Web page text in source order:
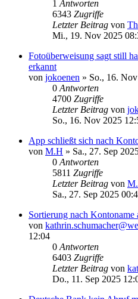
1 Antworten
6343 Zugriffe
Letzter Beitrag von
Mi., 19. Nov 2025
Fotoüberweisung sagt still
erkannt
von jokoenen » So., 16.
0 Antworten
4700 Zugriffe
Letzter Beitrag von
So., 16. Nov 2025
App schließt sich nach
von M.H » Sa., 27. Sep
0 Antworten
5811 Zugriffe
Letzter Beitrag von
Sa., 27. Sep 2025
Sortierung nach Kontoname
von
12:04
0 Antworten
6403 Zugriffe
Letzter Beitrag von
Do., 11. Sep 2025